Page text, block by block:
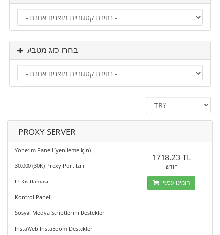
בחרו סוג מטבע
PROXY SERVER
Yönetim Paneli (yenileme için)
30.000 (30K) Proxy Port İzni
IP Kısıtlaması
Kontrol Paneli
Sosyal Medya Scriptlerini Destekler
InstaWeb InstaBoom Destekler
1718.23 TL
חודשי
הזמינו עכשיו